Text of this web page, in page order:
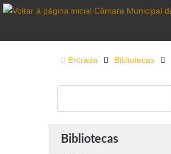
Entrada Bibliotecas
Bibliotecas